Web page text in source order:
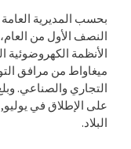
بحسب المديرية العامة
ميغاواط من مرافق
التجاري والصناعي.
البلاد.